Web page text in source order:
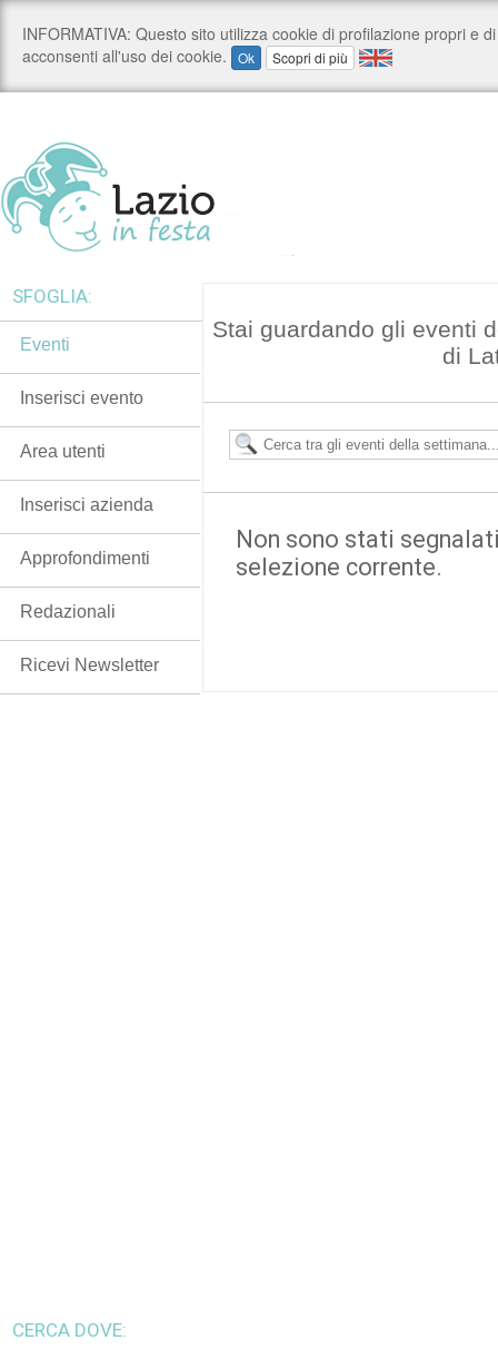
Stai guardando gli eventi
di
Non sono stati
selezione corrente.
SFOGLIA:
Eventi
Inserisci evento
Area utenti
Inserisci azienda
Approfondimenti
Redazionali
Ricevi Newsletter
CERCA DOVE: